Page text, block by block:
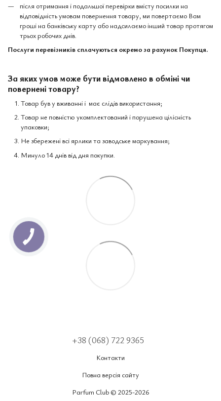
після отримання і подальшої перевірки вмісту посилки на
відповідність умовам повернення товару, ми повертаємо Вам
гроші на банківську карту або надсилаємо інший товар протягом
трьох робочих днів.
Послуги перевізників сплачуються окремо за рахунок Покупця.
За яких умов може бути відмовлено в обміні чи
повернені товару?
Товар був у вживанні і має слідів використання;
Товар не повністю укомплектований і порушена цілісність
упаковки;
Не збережені всі ярлики та заводське маркування;
Минуло 14 днів від дня покупки.
+38 (068) 722 9365
Контакти
Повна версія сайту
Parfum Club © 2025-2026